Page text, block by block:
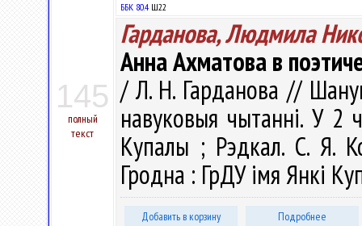
145
полный
текст
ББК 80.4 Ш22
Гарданова, Людмила
Анна Ахматова в
/ Л. Н. Гарданова //
навуковыя чытаннi. У 2
Купалы ; Рэдкал. С. Я.
Гродна : ГрДУ імя Янкі
Добавить в корзину Подробнее